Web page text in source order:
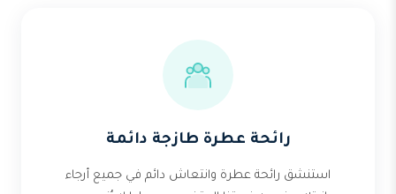
رائحة عطرة طازجة دائمة
استنشق رائحة عطرة وانتعاش دائم في جميع أرجاء